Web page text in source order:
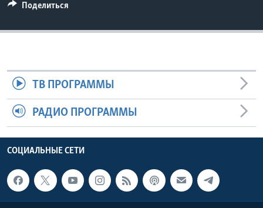
Поделиться
ТВ ПРОГРАММЫ
РАДИО ПРОГРАММЫ
СОЦИАЛЬНЫЕ СЕТИ